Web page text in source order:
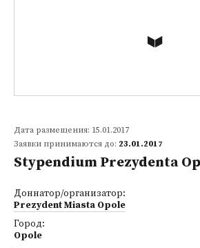
Дата размещения: 15.01.2017
Заявки принимаются до: 23.01.2017
Stypendium Prezydenta
Доннатор/организатор:
Prezydent Miasta Opole
Город:
Opole